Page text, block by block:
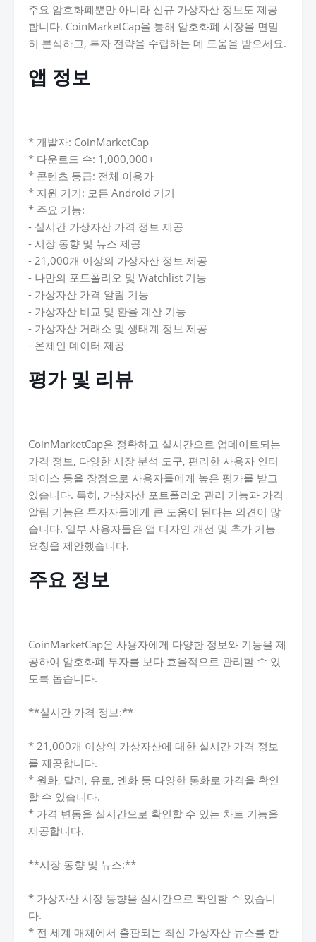
주요 암호화폐뿐만 아니라 신규 가상자산 정보도 제공
합니다. CoinMarketCap을 통해 암호화폐 시장을 면밀
히 분석하고, 투자 전략을 수립하는 데 도움을 받으세요.
앱 정보
* 개발자: CoinMarketCap
* 다운로드 수: 1,000,000+
* 콘텐츠 등급: 전체 이용가
* 지원 기기: 모든 Android 기기
* 주요 기능:
- 실시간 가상자산 가격 정보 제공
- 시장 동향 및 뉴스 제공
- 21,000개 이상의 가상자산 정보 제공
- 나만의 포트폴리오 및 Watchlist 기능
- 가상자산 가격 알림 기능
- 가상자산 비교 및 환율 계산 기능
- 가상자산 거래소 및 생태계 정보 제공
- 온체인 데이터 제공
평가 및 리뷰
CoinMarketCap은 정확하고 실시간으로 업데이트되는
가격 정보, 다양한 시장 분석 도구, 편리한 사용자 인터
페이스 등을 장점으로 사용자들에게 높은 평가를 받고
있습니다. 특히, 가상자산 포트폴리오 관리 기능과 가격
알림 기능은 투자자들에게 큰 도움이 된다는 의견이 많
습니다. 일부 사용자들은 앱 디자인 개선 및 추가 기능
요청을 제안했습니다.
주요 정보
CoinMarketCap은 사용자에게 다양한 정보와 기능을 제
공하여 암호화폐 투자를 보다 효율적으로 관리할 수 있
도록 돕습니다.
**실시간 가격 정보:**
* 21,000개 이상의 가상자산에 대한 실시간 가격 정보
를 제공합니다.
* 원화, 달러, 유로, 엔화 등 다양한 통화로 가격을 확인
할 수 있습니다.
* 가격 변동을 실시간으로 확인할 수 있는 차트 기능을
제공합니다.
**시장 동향 및 뉴스:**
* 가상자산 시장 동향을 실시간으로 확인할 수 있습니
다.
* 전 세계 매체에서 출판되는 최신 가상자산 뉴스를 한